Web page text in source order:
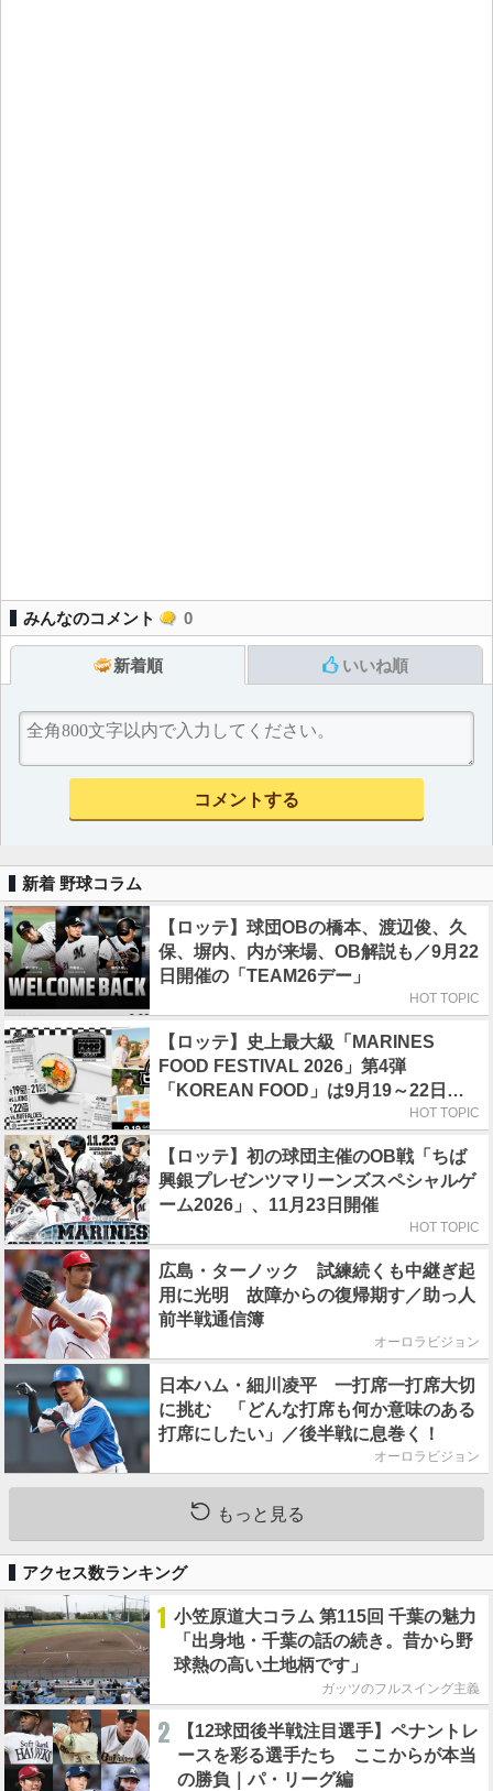
みんなのコメント 0
新着順 いいね順
新着 野球コラム
【ロッテ】球団OBの橋本、渡辺俊、久
保、塀内、内が来場、OB解説も／9月22
日開催の「TEAM26デー」
HOT TOPIC
【ロッテ】史上最大級「MARINES
FOOD FESTIVAL 2026」第4弾
「KOREAN FOOD」は9月19～22日／
HOT TOPIC
【ロッテ】初の球団主催のOB戦「ちば
興銀プレゼンツマリーンズスペシャルゲ
ーム2026」、11月23日開催
HOT TOPIC
広島・ターノック 試練続くも中継ぎ起
用に光明 故障からの復帰期す／助っ人
前半戦通信簿
オーロラビジョン
日本ハム・細川凌平 一打席一打席大切
に挑む 「どんな打席も何か意味のある
打席にしたい」／後半戦に息巻く！
オーロラビジョン
もっと見る
アクセス数ランキング
1 小笠原道大コラム 第115回 千葉の魅力
「出身地・千葉の話の続き。昔から野
球熱の高い土地柄です」
ガッツのフルスイング主義
2
【12球団後半戦注目選手】ペナントレ
ースを彩る選手たち ここからが本当
の勝負｜パ・リーグ編